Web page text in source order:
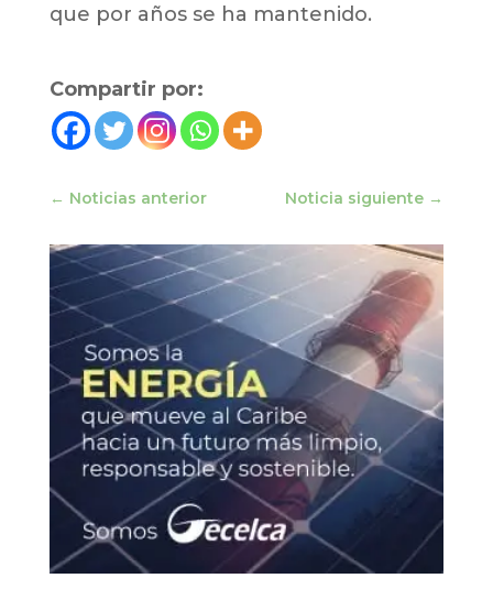
que por años se ha mantenido.
Compartir por:
← Noticias anterior Noticia siguiente →